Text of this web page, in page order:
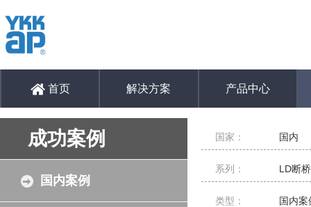
首页 解决方案 产品中心
成功案例
国内案例
国家： 国内
系列： LD断
类型： 国内案